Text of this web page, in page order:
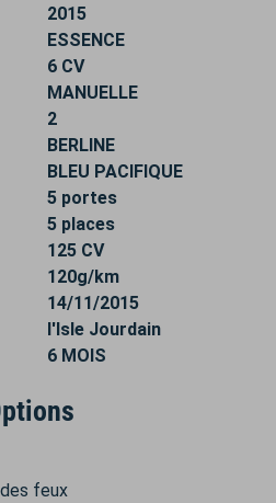
2015
ESSENCE
6 CV
MANUELLE
2
BERLINE
BLEU PACIFIQUE
5 portes
5 places
125 CV
120g/km
14/11/2015
l'Isle Jourdain
6 MOIS
feux